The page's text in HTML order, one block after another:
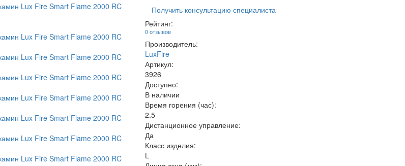
Получить консультацию специалиста
Рейтинг:
0 отзывов
Производитель:
LuxFire
Артикул:
3926
Доступно:
В наличии
Время горения (час):
2.5
Дистанционное управление:
Да
Класс изделия:
L